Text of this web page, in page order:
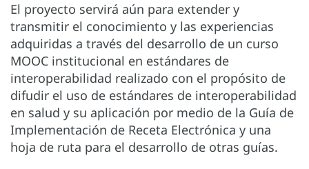
El proyecto servirá aún para extender y
transmitir el conocimiento y las experiencias
adquiridas a través del desarrollo de un curso
MOOC institucional en estándares de
interoperabilidad realizado con el propósito de
difudir el uso de estándares de interoperabilidad
en salud y su aplicación por medio de la Guía de
Implementación de Receta Electrónica y una
hoja de ruta para el desarrollo de otras guías.